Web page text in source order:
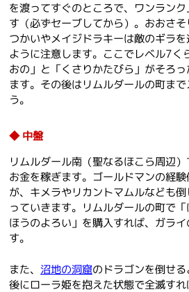
を渡ってすぐのところで、ワンラン
す（必ずセーブしてから）。おおさ
つかいやメイジドラキーは敵のギラ
ように注意します。ここでレベル7く
おの」と「くさりかたびら」がそろっ
ます。その後はリムルダールの町ま
う。
中盤
リムルダール南（聖なるほこら周辺）
お金を稼ぎます。ゴールドマンの経
が、キメラやリカントマムルなども
っていきます。リムルダールの町で
ほうのよろい」を購入すれば、ガラ
す。
また、 沼地の洞窟のドラゴンを倒せ
後にローラ姫を抱えた状態で全滅す